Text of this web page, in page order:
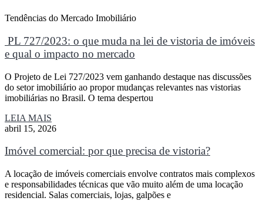
Tendências do Mercado Imobiliário
PL 727/2023: o que muda na lei de vistoria de imóveis
e qual o impacto no mercado
O Projeto de Lei 727/2023 vem ganhando destaque nas discussões
do setor imobiliário ao propor mudanças relevantes nas vistorias
imobiliárias no Brasil. O tema despertou
LEIA MAIS
abril 15, 2026
Imóvel comercial: por que precisa de vistoria?
A locação de imóveis comerciais envolve contratos mais complexos
e responsabilidades técnicas que vão muito além de uma locação
residencial. Salas comerciais, lojas, galpões e